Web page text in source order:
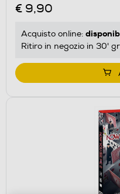
€ 9,90
Acquisto online:
Ritiro in negozio in 30'